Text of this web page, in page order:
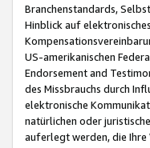
Branchenstandards,
Hinblick auf
US-amerikanischen
Endorsement and
des Missbrauchs durch
elektronische
natürlichen oder
auferlegt werden, die Ihre